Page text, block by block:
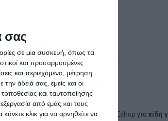
σας
σε μια συσκευή, όπως τα
και προσαρμοσμένες
και περιεχόμενο, μέτρηση
την άδειά σας, εμείς και οι
και ταυτοποίησης
από εμάς και τους
κλικ για να αρνηθείτε να
επιχειρήσεις
Ενδεικτικάαναφέρουμε:
Eshop για είδη